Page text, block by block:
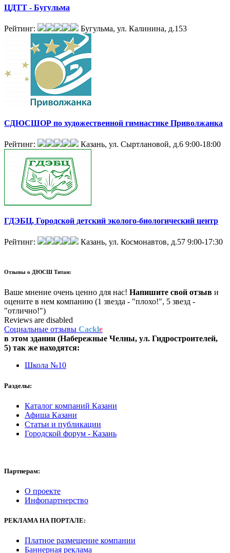
ЦДТТ - Бугульма
Рейтинг: Бугульма, ул. Калинина, д.153
СДЮСШОР по художественной гимнастике Приволжанка
Рейтинг: Казань, ул. Сыртлановой, д.6 9:00-18:00
ГДЭБЦ, Городской детский эколого-биологический центр
Рейтинг: Казань, ул. Космонавтов, д.57 9:00-17:30
Отзывы о ДЮСШ Титан:
Ваше мнение очень ценно для нас! Напишите свой отзыв и
оцените в нем компанию (1 звезда - "плохо!", 5 звезд -
"отлично!")
Reviews are disabled
Социальные отзывы Cackle
в этом здании (Набережные Челны, ул. Гидростроителей,
5) так же находятся:
Школа №10
Разделы:
Каталог компаний Казани
Афиша Казани
Статьи и публикации
Городской форум - Казань
Партнерам:
О проекте
Инфопартнерство
РЕКЛАМАНА ПОРТАЛЕ:
Платное размещение компании
Баннерная реклама